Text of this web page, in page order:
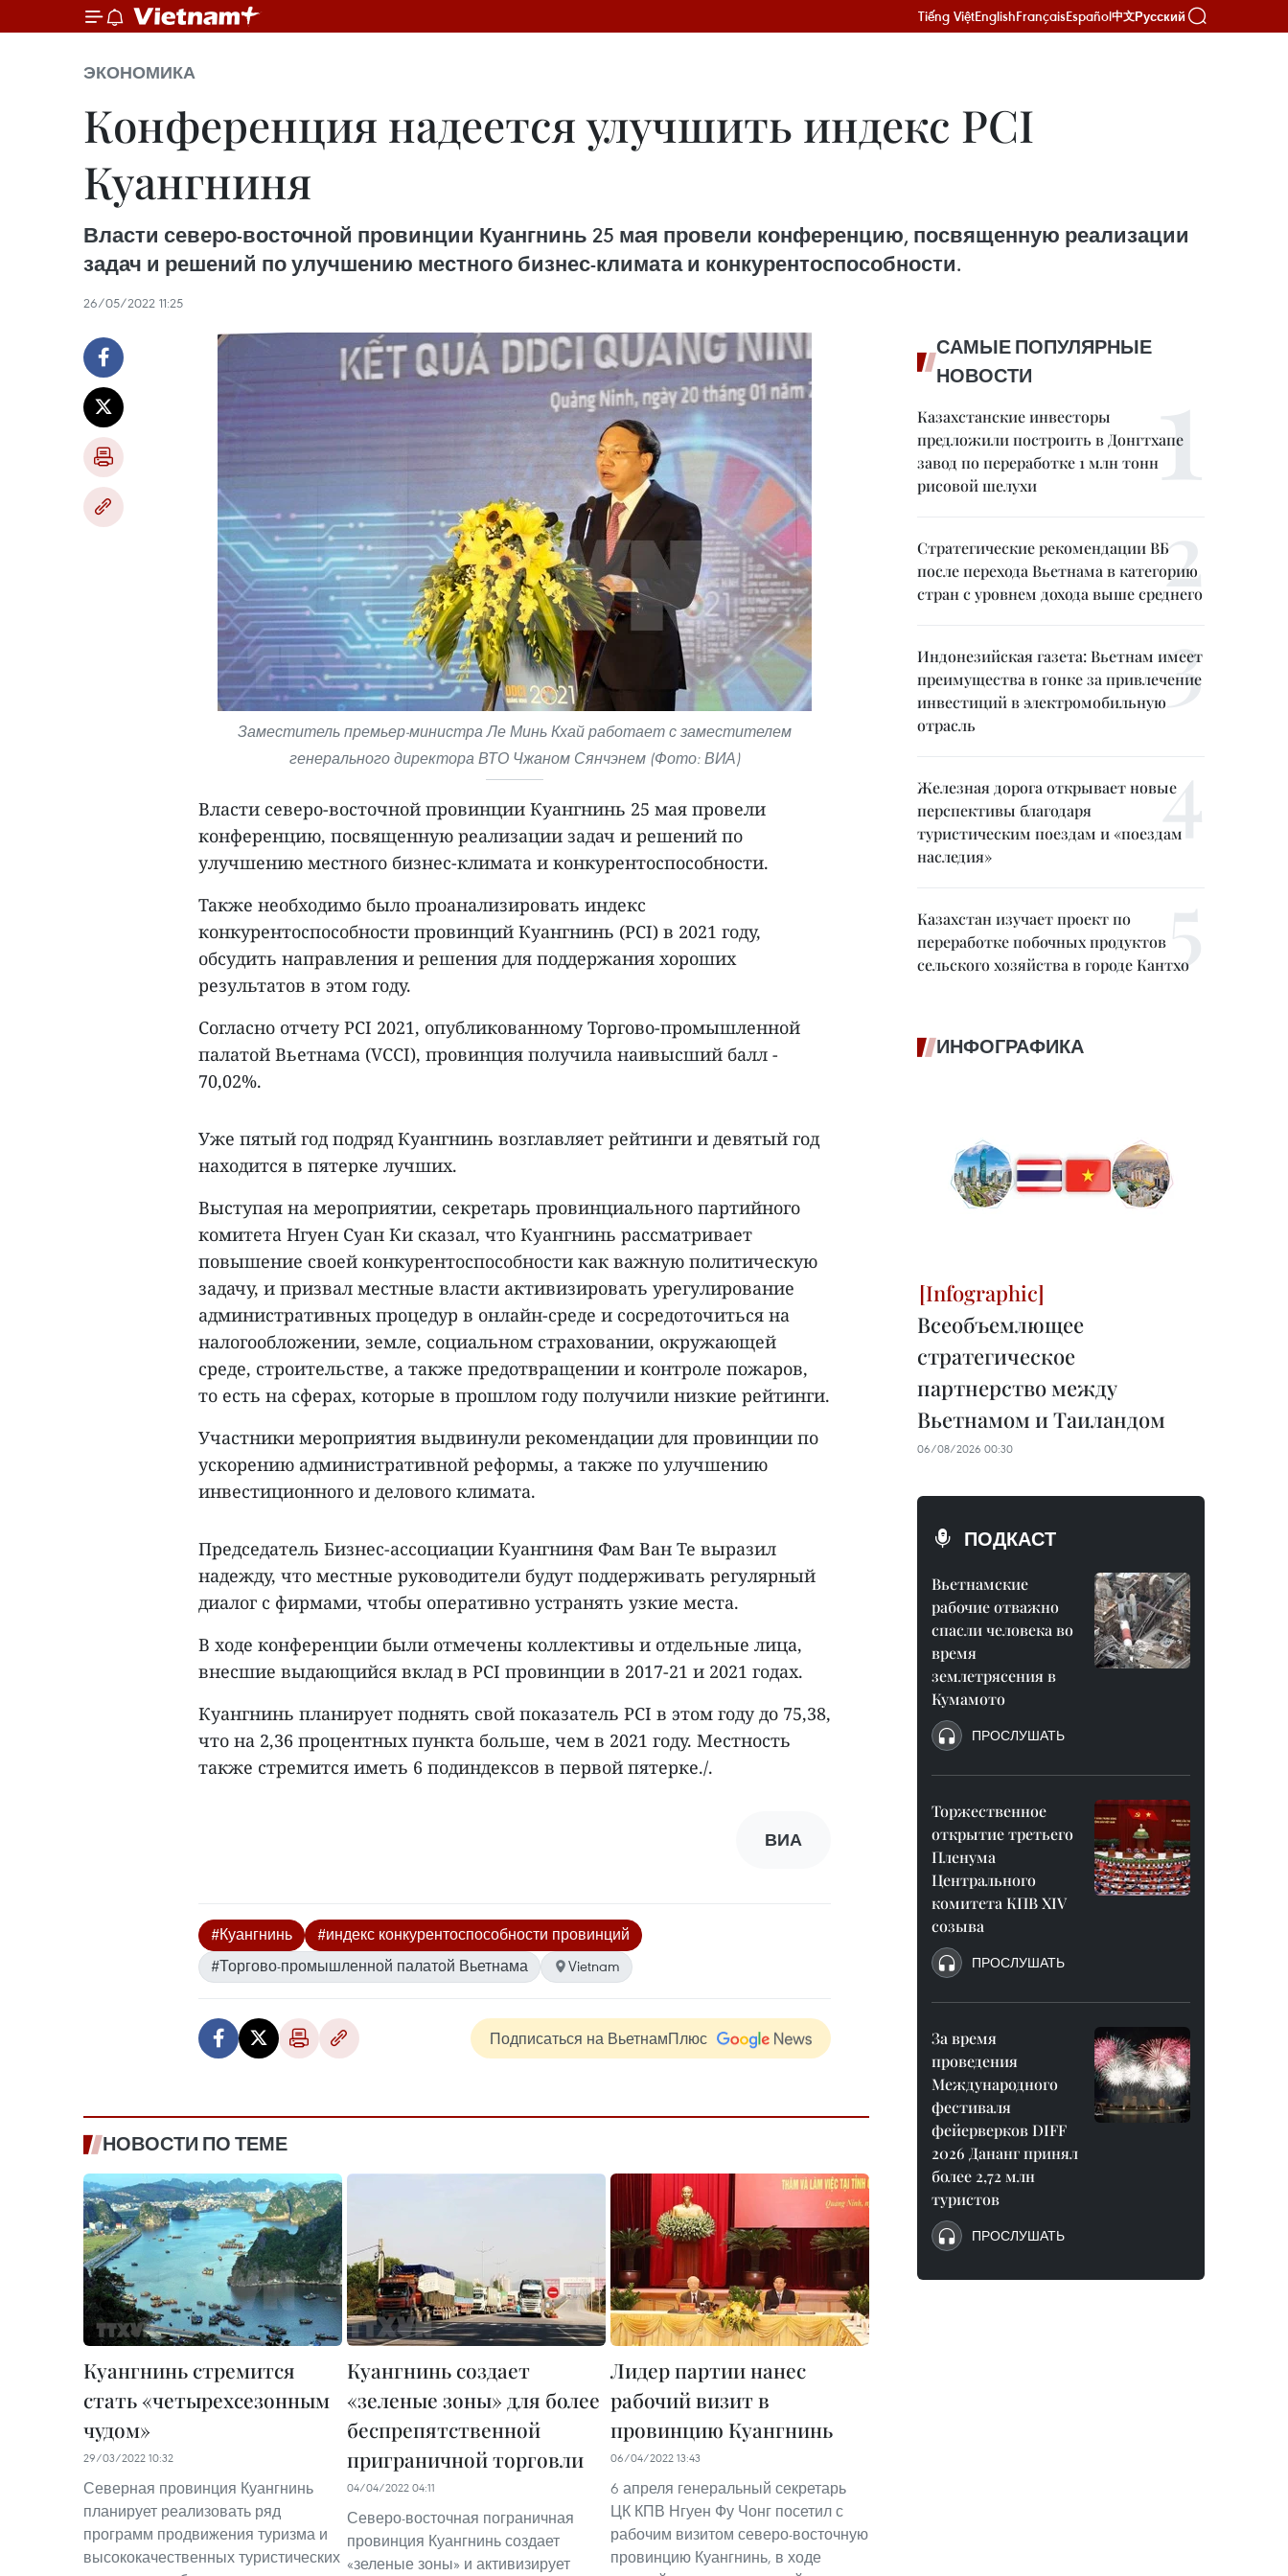
Tiếng ViệtEnglishFrançaisEspañol中文Русский
ЭКОНОМИКА
Конференция надеется улучшить индекс PCI
Куангниня
Власти северо-восточной провинции Куангнинь 25 мая провели конференцию, посвященную реализации
задач и решений по улучшению местного бизнес-климата и конкурентоспособности.
26/05/2022 11:25
Заместитель премьер-министра Ле Минь Кхай работает с заместителем
генерального директора ВТО Чжаном Сянчэнем (Фото: ВИА)
Власти северо-восточной провинции Куангнинь 25 мая провели
конференцию, посвященную реализации задач и решений по
улучшению местного бизнес-климата и конкурентоспособности.
Также необходимо было проанализировать индекс
конкурентоспособности провинций Куангнинь (PCI) в 2021 году,
обсудить направления и решения для поддержания хороших
результатов в этом году.
Согласно отчету PCI 2021, опубликованному Торгово-промышленной
палатой Вьетнама (VCCI), провинция получила наивысший балл -
70,02%.
Уже пятый год подряд Куангнинь возглавляет рейтинги и девятый год
находится в пятерке лучших.
Выступая на мероприятии, секретарь провинциального партийного
комитета Нгуен Суан Ки сказал, что Куангнинь рассматривает
повышение своей конкурентоспособности как важную политическую
задачу, и призвал местные власти активизировать урегулирование
административных процедур в онлайн-среде и сосредоточиться на
налогообложении, земле, социальном страховании, окружающей
среде, строительстве, а также предотвращении и контроле пожаров,
то есть на сферах, которые в прошлом году получили низкие рейтинги.
Участники мероприятия выдвинули рекомендации для провинции по
ускорению административной реформы, а также по улучшению
инвестиционного и делового климата.
Председатель Бизнес-ассоциации Куангниня Фам Ван Те выразил
надежду, что местные руководители будут поддерживать регулярный
диалог с фирмами, чтобы оперативно устранять узкие места.
В ходе конференции были отмечены коллективы и отдельные лица,
внесшие выдающийся вклад в PCI провинции в 2017-21 и 2021 годах.
Куангнинь планирует поднять свой показатель PCI в этом году до 75,38,
что на 2,36 процентных пункта больше, чем в 2021 году. Местность
также стремится иметь 6 подиндексов в первой пятерке./.
ВИА
#Куангнинь
#индекс конкурентоспособности провинций
#Торгово-промышленной палатой Вьетнама
Vietnam
Подписаться на ВьетнамПлюс
НОВОСТИ ПО ТЕМЕ
Куангнинь стремится
стать «четырехсезонным
чудом»
29/03/2022 10:32
Северная провинция Куангнинь
планирует реализовать ряд
программ продвижения туризма и
высококачественных туристических
Куангнинь создает
«зеленые зоны» для более
беспрепятственной
приграничной торговли
04/04/2022 04:11
Северо-восточная пограничная
провинция Куангнинь создает
«зеленые зоны» и активизирует
Лидер партии нанес
рабочий визит в
провинцию Куангнинь
06/04/2022 13:43
6 апреля генеральный секретарь
ЦК КПВ Нгуен Фу Чонг посетил с
рабочим визитом северо-восточную
провинцию Куангнинь, в ходе
САМЫЕ ПОПУЛЯРНЫЕ
НОВОСТИ
Казахстанские инвесторы
предложили построить в Донгтхапе
завод по переработке 1 млн тонн
рисовой шелухи
Стратегические рекомендации ВБ
после перехода Вьетнама в категорию
стран с уровнем дохода выше среднего
Индонезийская газета: Вьетнам имеет
преимущества в гонке за привлечение
инвестиций в электромобильную
отрасль
Железная дорога открывает новые
перспективы благодаря
туристическим поездам и «поездам
наследия»
Казахстан изучает проект по
переработке побочных продуктов
сельского хозяйства в городе Кантхо
ИНФОГРАФИКА
Всеобъемлющее
стратегическое
партнерство между
Вьетнамом и Таиландом
06/08/2026 00:30
ПОДКАСТ
Вьетнамские
рабочие отважно
спасли человека во
время
землетрясения в
Кумамото
ПРОСЛУШАТЬ
Торжественное
открытие третьего
Пленума
Центрального
комитета КПВ XIV
созыва
ПРОСЛУШАТЬ
За время
проведения
Международного
фестиваля
фейерверков DIFF
2026 Дананг принял
более 2,72 млн
туристов
ПРОСЛУШАТЬ